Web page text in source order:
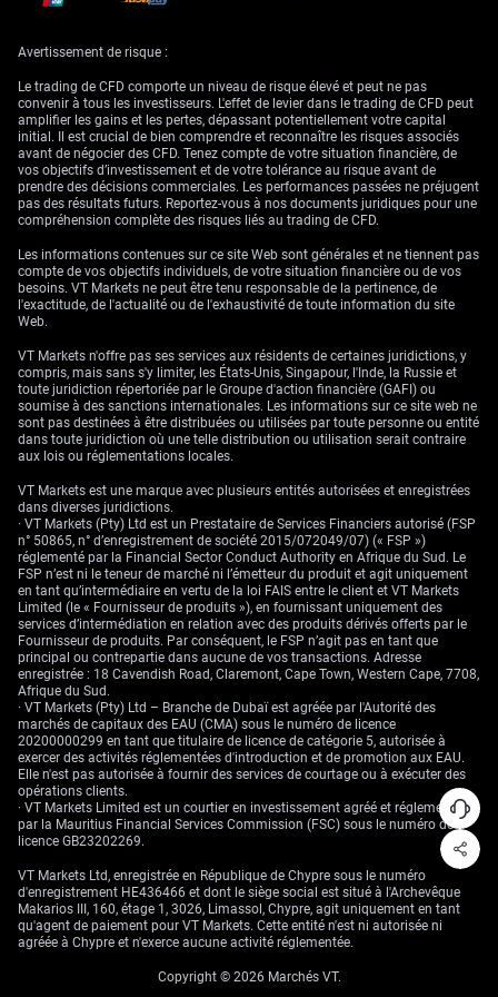
marqué de l’AUD.
Impact de la Réserve
fédérale américaine et
stratégies de trading
Le dollar américain demeure la force dominante, porté par la volonté de
la Réserve fédérale de maintenir les taux à des niveaux élevés plus
longtemps. Le taux des fed funds reste solidement ancré dans une
fourchette de 5,25% à 5,50%, alors que les dernières données d’inflation
aux États-Unis ont fait ressortir un indice des prix à la consommation à
taux entre les États-Unis et l’Australie continue d’exercer une pression
baissière sur la paire AUD/USD.
Pour les traders de produits dérivés, ce bras de fer entre une RBA
restrictive et une Fed encore plus restrictive suggère, à court terme, une
évolution des prix en range. Nous pensons que la vente de volatilité via
des stratégies de type « iron condor » pourrait être profitable, en visant
d’incertitude offre des primes attractives aux vendeurs d’options.
Compte tenu de la vigueur persistante du dollar américain, nous
envisageons également une protection à la baisse pour toute position
longue. L’achat d’options put AUD/USD hors de la monnaie (out-of-the-
money) avec des échéances dans les prochaines semaines constitue un
moyen peu coûteux de se couvrir contre une cassure potentielle sous un
support clé. Historiquement, lorsque la Fed reste aussi déterminée à
combattre l’inflation, comme en 2023, les devises plus risquées tendent
à sous-performer.
Avertissement de risque :
Le trading de CFD comporte un niveau de risque élevé et peut ne pas
convenir à tous les investisseurs. L'effet de levier dans le trading de CFD peut
amplifier les gains et les pertes, dépassant potentiellement votre capital
initial. Il est crucial de bien comprendre et reconnaître les risques associés
avant de négocier des CFD. Tenez compte de votre situation financière, de
vos objectifs d’investissement et de votre tolérance au risque avant de
prendre des décisions commerciales. Les performances passées ne préjugent
pas des résultats futurs. Reportez-vous à nos documents juridiques pour une
compréhension complète des risques liés au trading de CFD.
Les informations contenues sur ce site Web sont générales et ne tiennent pas
compte de vos objectifs individuels, de votre situation financière ou de vos
besoins. VT Markets ne peut être tenu responsable de la pertinence, de
l'exactitude, de l'actualité ou de l'exhaustivité de toute information du site
Web.
VT Markets n'offre pas ses services aux résidents de certaines juridictions, y
compris, mais sans s'y limiter, les États-Unis, Singapour, l'Inde, la Russie et
toute juridiction répertoriée par le Groupe d'action financière (GAFI) ou
soumise à des sanctions internationales. Les informations sur ce site web ne
sont pas destinées à être distribuées ou utilisées par toute personne ou entité
dans toute juridiction où une telle distribution ou utilisation serait contraire
aux lois ou réglementations locales.
VT Markets est une marque avec plusieurs entités autorisées et enregistrées
dans diverses juridictions.
· VT Markets (Pty) Ltd est un Prestataire de Services Financiers autorisé (FSP
n° 50865, n° d’enregistrement de société 2015/072049/07) (« FSP »)
réglementé par la Financial Sector Conduct Authority en Afrique du Sud. Le
FSP n’est ni le teneur de marché ni l’émetteur du produit et agit uniquement
en tant qu’intermédiaire en vertu de la loi FAIS entre le client et VT Markets
Limited (le « Fournisseur de produits »), en fournissant uniquement des
services d’intermédiation en relation avec des produits dérivés offerts par le
Fournisseur de produits. Par conséquent, le FSP n’agit pas en tant que
principal ou contrepartie dans aucune de vos transactions. Adresse
enregistrée : 18 Cavendish Road, Claremont, Cape Town, Western Cape, 7708,
Afrique du Sud.
· VT Markets (Pty) Ltd – Branche de Dubaï est agréée par l'Autorité des
marchés de capitaux des EAU (CMA) sous le numéro de licence
20200000299 en tant que titulaire de licence de catégorie 5, autorisée à
exercer des activités réglementées d'introduction et de promotion aux EAU.
Elle n'est pas autorisée à fournir des services de courtage ou à exécuter des
opérations clients.
· VT Markets Limited est un courtier en investissement agréé et réglementé
par la Mauritius Financial Services Commission (FSC) sous le numéro de
licence GB23202269.
VT Markets Ltd, enregistrée en République de Chypre sous le numéro
d'enregistrement HE436466 et dont le siège social est situé à l'Archevêque
Makarios III, 160, étage 1, 3026, Limassol, Chypre, agit uniquement en tant
qu'agent de paiement pour VT Markets. Cette entité n'est ni autorisée ni
agréée à Chypre et n'exerce aucune activité réglementée.
Copyright © 2026 Marchés VT.